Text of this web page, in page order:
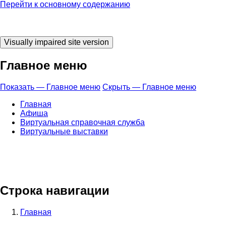
Перейти к основному содержанию
Главное меню
Показать — Главное меню Скрыть — Главное меню
Главная
Афиша
Виртуальная справочная служба
Виртуальные выставки
Строка навигации
Главная